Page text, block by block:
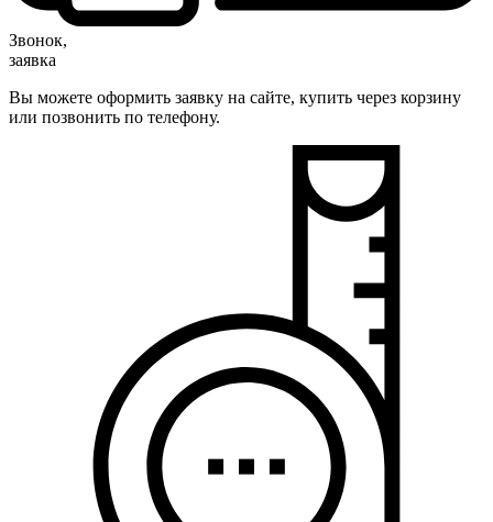
Звонок,
заявка
Вы можете оформить заявку на сайте, купить через корзину
или позвонить по телефону.